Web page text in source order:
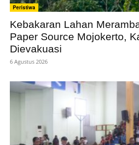
Peristiwa
Kebakaran Lahan
Paper Source Mojokerto,
Dievakuasi
6 Agustus 2026